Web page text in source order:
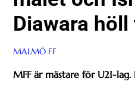
Diawara
MALMÖ FF
MFF är mästare för U21-